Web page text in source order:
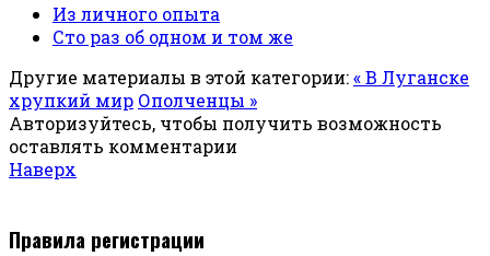
Из личного опыта
Сто раз об одном и том же
Другие материалы в этой категории:« В Луганске
хрупкий мир Ополченцы »
Авторизуйтесь, чтобы получить возможность
оставлять комментарии
Наверх
Правила регистрации